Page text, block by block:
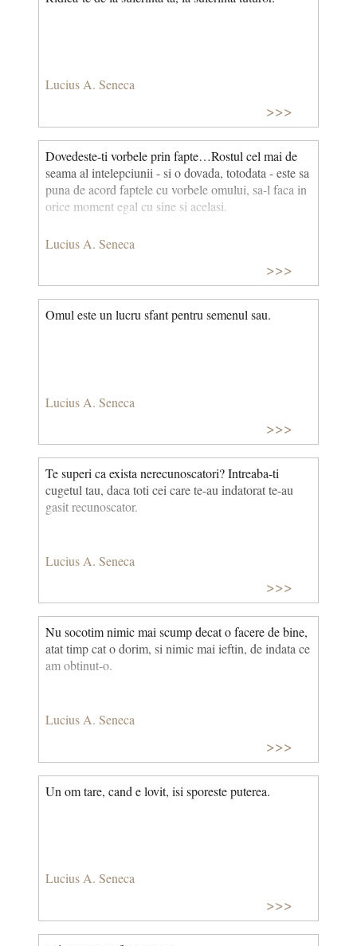
Lucius A. Seneca
>>>
Dovedeste-ti vorbele prin fapte…Rostul cel mai de
seama al intelepciunii - si o dovada, totodata - este sa
puna de acord faptele cu vorbele omului, sa-l faca in
orice moment egal cu sine si acelasi.
Lucius A. Seneca
>>>
Omul este un lucru sfant pentru semenul sau.
Lucius A. Seneca
>>>
Te superi ca exista nerecunoscatori? Intreaba-ti
cugetul tau, daca toti cei care te-au indatorat te-au
gasit recunoscator.
Lucius A. Seneca
>>>
Nu socotim nimic mai scump decat o facere de bine,
atat timp cat o dorim, si nimic mai ieftin, de indata ce
am obtinut-o.
Lucius A. Seneca
>>>
Un om tare, cand e lovit, isi sporeste puterea.
Lucius A. Seneca
>>>